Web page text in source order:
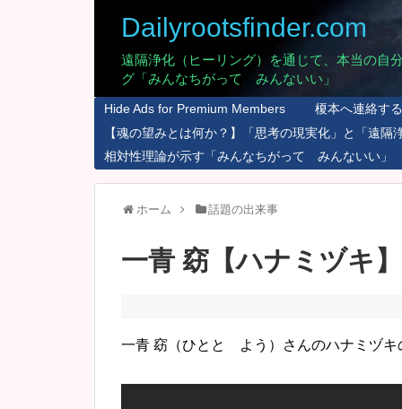
Dailyrootsfinder.com
遠隔浄化（ヒーリング）を通じて、本当の
グ「みんなちがって みんないい」
Hide Ads for Premium Members
榎本へ連絡す
【魂の望みとは何か？】「思考の現実化」と「遠隔
相対性理論が示す「みんなちがって みんないい」
ホーム 話題の出来事
一青 窈【ハナミヅキ
一青 窈（ひとと よう）さんのハナミヅキ